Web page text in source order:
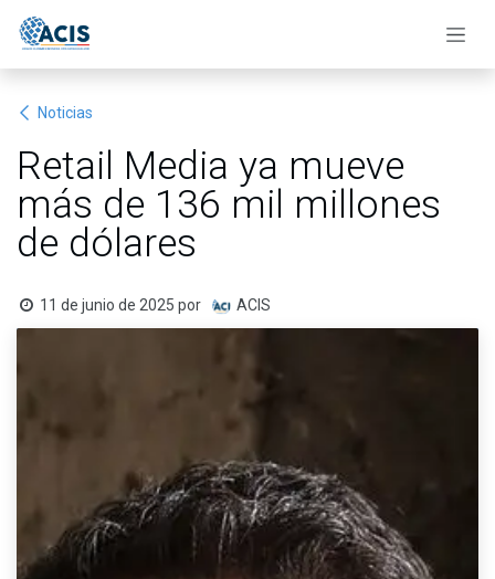
Noticias
Retail Media ya mueve
más de 136 mil millones
de dólares
11 de junio de 2025 por ACIS